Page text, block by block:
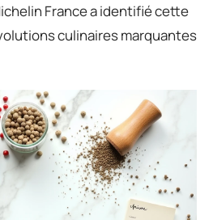
France a identifié cette
culinaires marquantes